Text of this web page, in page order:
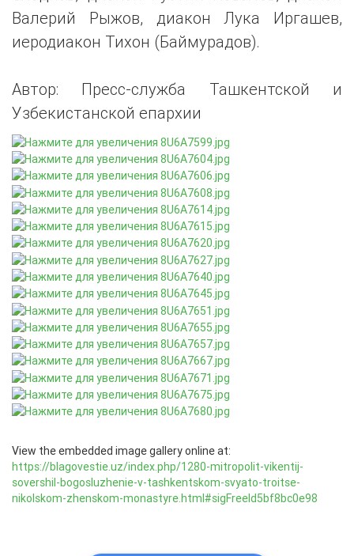
Валерий Рыжов, диакон Лука Иргашев,
иеродиакон Тихон (Баймурадов).
Автор: Пресс-служба Ташкентской и
Узбекистанской епархии
View the embedded image gallery online at:
https://blagovestie.uz/index.php/1280-mitropolit-vikentij-
sovershil-bogosluzhenie-v-tashkentskom-svyato-troitse-
nikolskom-zhenskom-monastyre.html#sigFreeId5bf8bc0e98